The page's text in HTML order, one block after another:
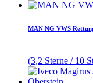
MAN NG VWS
(3,2 Sterne / 10